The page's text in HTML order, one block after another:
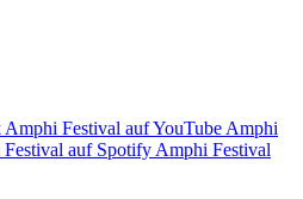
Amphi Festival auf YouTube Amphi
auf Spotify Amphi Festival